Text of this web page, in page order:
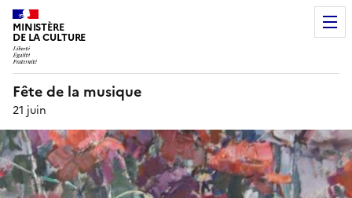
MINISTÈRE
DE LA CULTURE
Fête de la musique
21 juin